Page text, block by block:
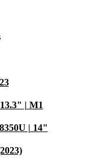
| M1
| 14"